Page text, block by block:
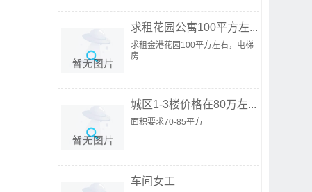
求租花园公寓100平方左...
求租金港花园100平方左右，电梯
房
城区1-3楼价格在80万左...
面积要求70-85平方
车间女工